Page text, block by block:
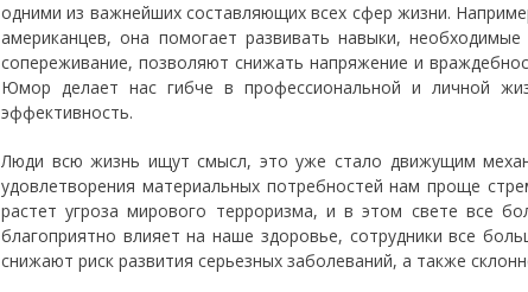
одними из важнейших составляющих всех сфер жизни.
американцев, она помогает развивать навыки,
сопереживание, позволяют снижать напряжение и
Юмор делает нас гибче в профессиональной и личной
эффективность.
Люди всю жизнь ищут смысл, это уже стало движущим
удовлетворения материальных потребностей нам проще
растет угроза мирового терроризма, и в этом свете все
благоприятно влияет на наше здоровье, сотрудники все
снижают риск развития серьезных заболеваний, а также